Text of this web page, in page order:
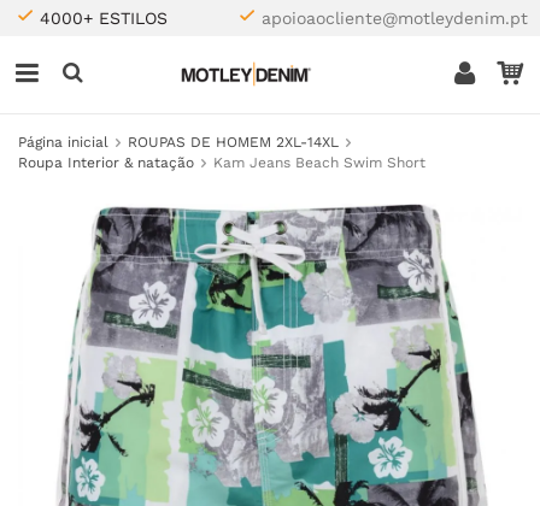
4000+ ESTILOS apoioaocliente@motleydenim.pt
Página inicial
ROUPAS DE HOMEM 2XL-14XL
Roupa Interior & natação
Kam Jeans Beach Swim Short